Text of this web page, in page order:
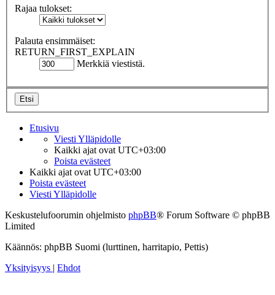
Rajaa tulokset:
Palauta ensimmäiset:
RETURN_FIRST_EXPLAIN
Merkkiä viestistä.
Etusivu
Viesti Ylläpidolle
Kaikki ajat ovat UTC+03:00
Poista evästeet
Kaikki ajat ovat UTC+03:00
Poista evästeet
Viesti Ylläpidolle
Keskustelufoorumin ohjelmisto phpBB® Forum Software © phpBB
Limited
Käännös: phpBB Suomi (lurttinen, harritapio, Pettis)
Yksityisyys | Ehdot